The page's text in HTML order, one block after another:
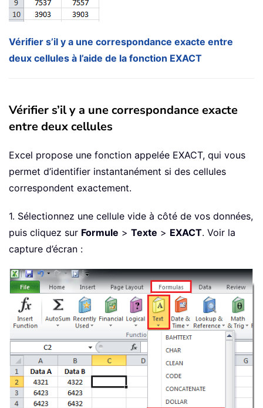
Vérifier s’il y a une correspondance exacte entre
deux cellules à l’aide de la fonction EXACT
Vérifier s’il y a une correspondance exacte
entre deux cellules
Excel propose une fonction appelée EXACT, qui vous
permet d’identifier instantanément si des cellules
correspondent exactement.
1. Sélectionnez une cellule vide à côté de vos données,
puis cliquez sur Formule > Texte > EXACT. Voir la
capture d’écran :